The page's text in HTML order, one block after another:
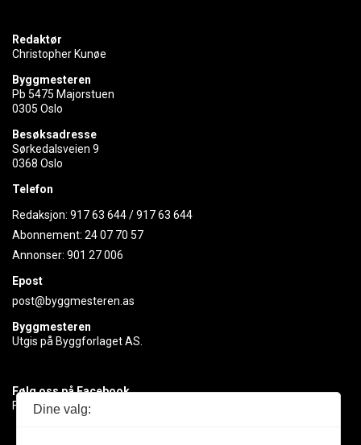
Redaktør
Christopher Kunøe
Byggmesteren
Pb 5475 Majorstuen
0305 Oslo
Besøksadresse
Sørkedalsveien 9
0368 Oslo
Telefon
Redaksjon: 917 63 644/917 63 644
Abonnement: 24 07 70 57
Annonser: 901 27 006
Epost
post@byggmesteren.as
Byggmesteren
Utgis på Byggforlaget AS.
Følg oss på Facebook
Få med deg det siste innen byggebransjen
Dine valg: